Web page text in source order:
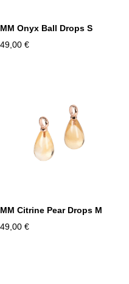
MM Onyx Ball Drops S
49,00 €
MM Citrine Pear Drops M
49,00 €